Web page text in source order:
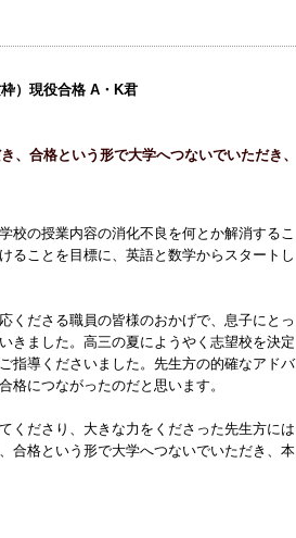
）現役合格 A・K君
、合格という形で大学へつないでいただき、
校の授業内容の消化不良を何とか解消するこ
ることを目標に、英語と数学からスタートし
くださる職員の皆様のおかげで、息子にとっ
きました。高三の夏にようやく志望校を決定
指導くださいました。先生方の的確なアドバ
格につながったのだと思います。
くださり、大きな力をくださった先生方には
合格という形で大学へつないでいただき、本